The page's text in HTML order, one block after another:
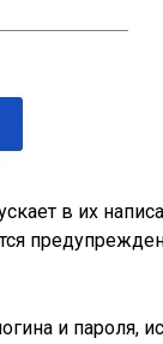
в их
и пароля,